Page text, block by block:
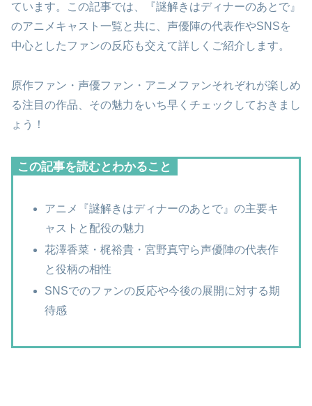
ています。この記事では、『謎解きはディナーのあとで』
のアニメキャスト一覧と共に、声優陣の代表作やSNSを
中心としたファンの反応も交えて詳しくご紹介します。
原作ファン・声優ファン・アニメファンそれぞれが楽しめ
る注目の作品、その魅力をいち早くチェックしておきまし
ょう！
この記事を読むとわかること
アニメ『謎解きはディナーのあとで』の主要キ
ャストと配役の魅力
花澤香菜・梶裕貴・宮野真守ら声優陣の代表作
と役柄の相性
SNSでのファンの反応や今後の展開に対する期
待感